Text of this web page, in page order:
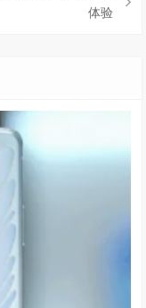
体验